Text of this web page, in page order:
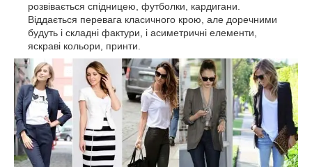
розвівається спідницею, футболки, кардигани.
Віддається перевага класичного крою, але доречними
будуть і складні фактури, і асиметричні елементи,
яскраві кольори, принти.